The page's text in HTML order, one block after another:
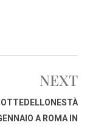
NEXT
A ROMA IN